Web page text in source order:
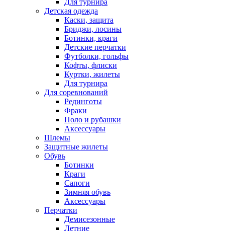
Для турнира
Детская одежда
Каски, защита
Бриджи, лосины
Ботинки, краги
Детские перчатки
Футболки, гольфы
Кофты, флиски
Куртки, жилеты
Для турнира
Для соревнований
Рединготы
Фраки
Поло и рубашки
Аксессуары
Шлемы
Защитные жилеты
Обувь
Ботинки
Краги
Сапоги
Зимняя обувь
Аксессуары
Перчатки
Демисезонные
Летние